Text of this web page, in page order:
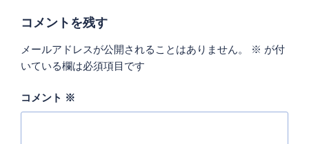
コメントを残す
メールアドレスが公開されることはありません。 ※ が付
いている欄は必須項目です
コメント ※